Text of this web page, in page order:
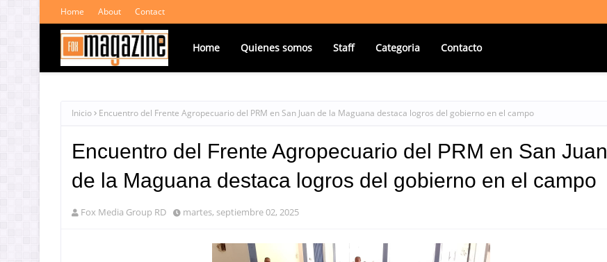
Home About Contact
Home Quienes somos Staff Categoria Contacto
Inicio Encuentro del Frente Agropecuario del PRM en San Juan de la Maguana destaca logros del gobierno en el campo
Encuentro del Frente Agropecuario del PRM en San Juan
de la Maguana destaca logros del gobierno en el campo
Fox Media Group RD martes, septiembre 02, 2025